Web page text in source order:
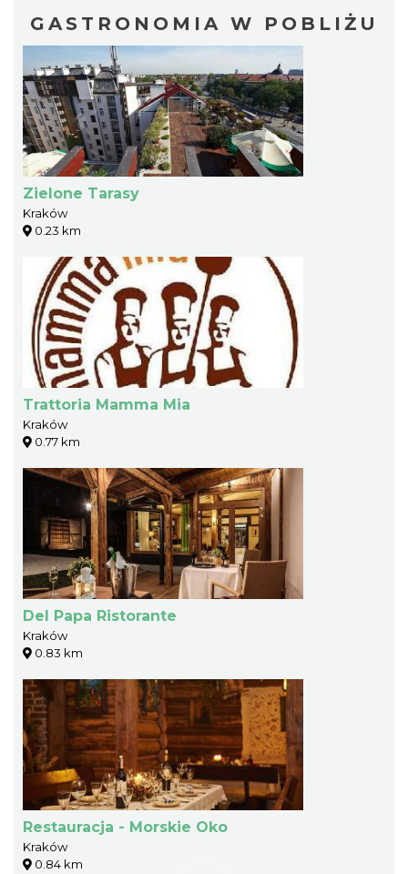
GASTRONOMIA W POBLIŻU
Zielone Tarasy
Kraków
0.23 km
Trattoria Mamma Mia
Kraków
0.77 km
Del Papa Ristorante
Kraków
0.83 km
Restauracja - Morskie Oko
Kraków
0.84 km